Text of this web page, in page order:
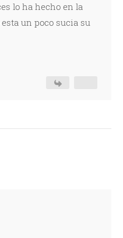
lo ha hecho en la
esta un poco sucia su